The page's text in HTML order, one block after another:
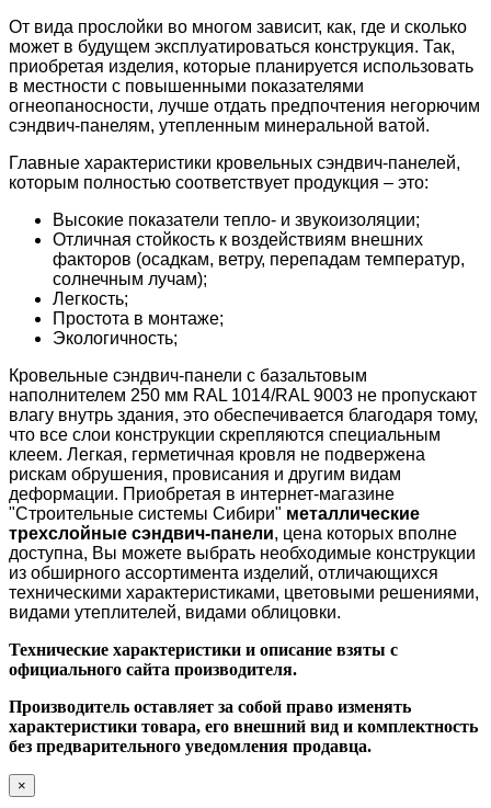
От вида прослойки во многом зависит, как, где и сколько
может в будущем эксплуатироваться конструкция. Так,
приобретая изделия, которые планируется использовать
в местности с повышенными показателями
огнеопаносности, лучше отдать предпочтения негорючим
сэндвич-панелям, утепленным минеральной ватой.
Главные характеристики кровельных сэндвич-панелей,
которым полностью соответствует продукция – это:
Высокие показатели тепло- и звукоизоляции;
Отличная стойкость к воздействиям внешних
факторов (осадкам, ветру, перепадам температур,
солнечным лучам);
Легкость;
Простота в монтаже;
Экологичность;
Кровельные сэндвич-панели с базальтовым
наполнителем 250 мм RAL 1014/RAL 9003 не пропускают
влагу внутрь здания, это обеспечивается благодаря тому,
что все слои конструкции скрепляются специальным
клеем. Легкая, герметичная кровля не подвержена
рискам обрушения, провисания и другим видам
деформации. Приобретая в интернет-магазине
"Строительные системы Сибири" металлические
трехслойные сэндвич-панели, цена которых вполне
доступна, Вы можете выбрать необходимые конструкции
из обширного ассортимента изделий, отличающихся
техническими характеристиками, цветовыми решениями,
видами утеплителей, видами облицовки.
Технические характеристики и описание взяты с
официального сайта производителя.
Производитель оставляет за собой право изменять
характеристики товара, его внешний вид и комплектность
без предварительного уведомления продавца.
×